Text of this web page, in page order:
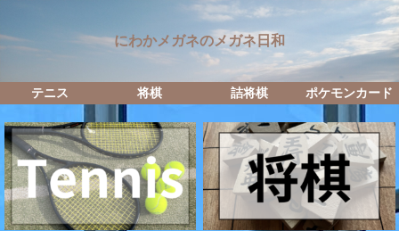
にわかメガネのメガネ日和
テニス 将棋 詰将棋 ポケモンカード